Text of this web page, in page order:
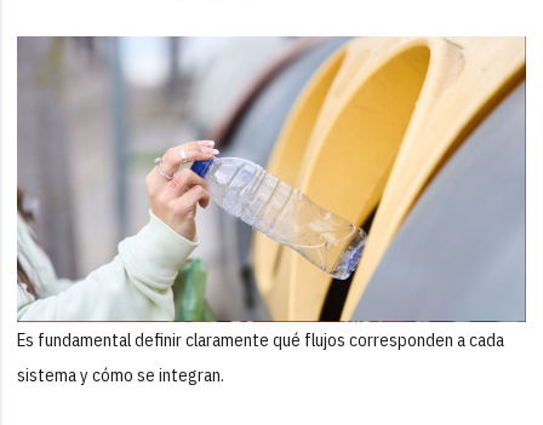
Es fundamental definir claramente qué flujos corresponden a cada
sistema y cómo se integran.